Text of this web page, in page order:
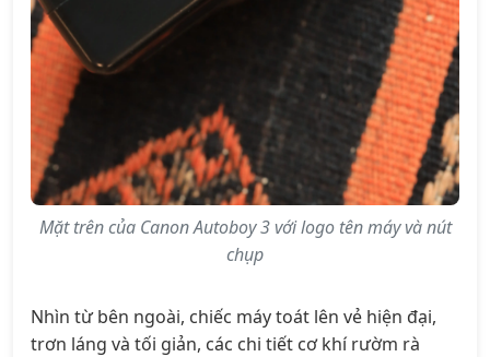
Mặt trên của Canon Autoboy 3 với logo tên máy và nút
chụp
Nhìn từ bên ngoài, chiếc máy toát lên vẻ hiện đại,
trơn láng và tối giản, các chi tiết cơ khí rườm rà